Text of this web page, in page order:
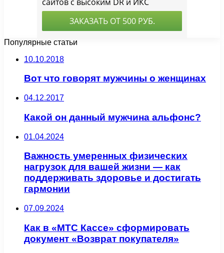
Популярные статьи
10.10.2018
Вот что говорят мужчины о женщинах
04.12.2017
Какой он данный мужчина альфонс?
01.04.2024
Важность умеренных физических
нагрузок для вашей жизни — как
поддерживать здоровье и достигать
гармонии
07.09.2024
Как в «МТС Кассе» сформировать
документ «Возврат покупателя»